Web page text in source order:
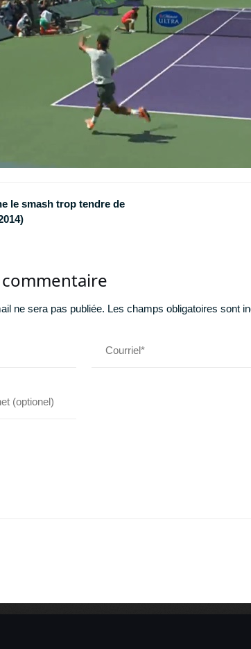
le smash trop tendre de
ne sera pas publiée. Les champs obligatoires sont